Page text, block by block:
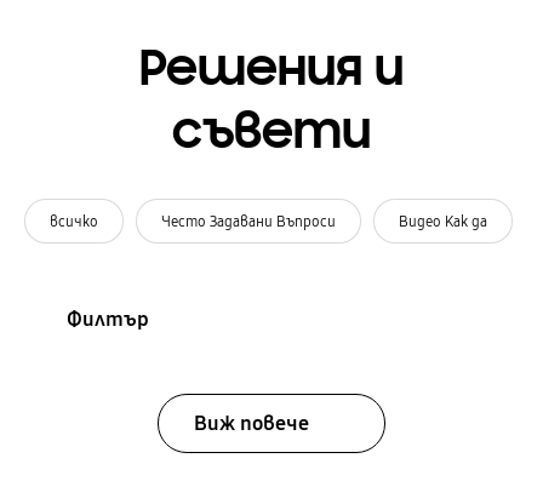
Решения и
съвети
всичко Често Задавани Въпроси Видео Как да
Филтър
Виж повече